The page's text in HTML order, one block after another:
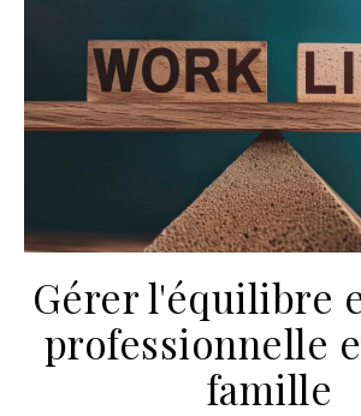
Gérer l'équilibre
professionnelle
famille